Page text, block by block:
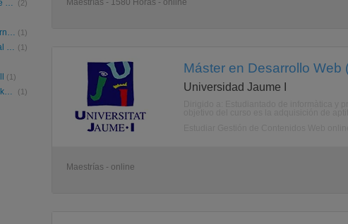
IIMN - Instituto Internacional de Marketing y Negocio (2)
UMH - Universidad Miguel Hernández de Elche (1)
ALITER - Escuela Internacional De Negocios (1)
(1)
ISM - Instituto Superior de Marketing ESIC (1)
Maestrías - 1580 Horas - online
Máster en Desarrollo Web
Universidad Jaume I
Maestrías - online